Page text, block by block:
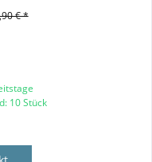
€ *
10 Stück